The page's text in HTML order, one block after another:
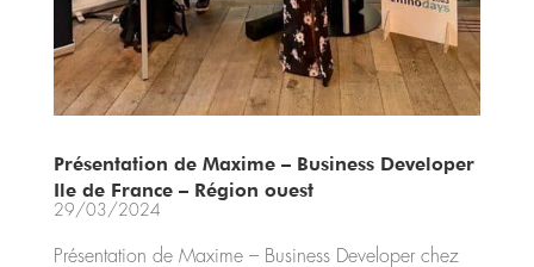
Présentation de Maxime – Business Developer
Ile de France – Région ouest
29/03/2024
Présentation de Maxime – Business Developer chez